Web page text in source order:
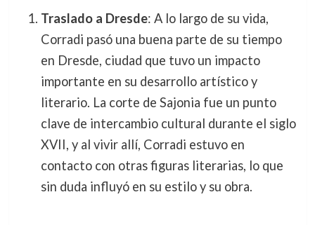
Traslado a Dresde: A lo largo de su vida,
Corradi pasó una buena parte de su tiempo
en Dresde, ciudad que tuvo un impacto
importante en su desarrollo artístico y
literario. La corte de Sajonia fue un punto
clave de intercambio cultural durante el siglo
XVII, y al vivir allí, Corradi estuvo en
contacto con otras figuras literarias, lo que
sin duda influyó en su estilo y su obra.